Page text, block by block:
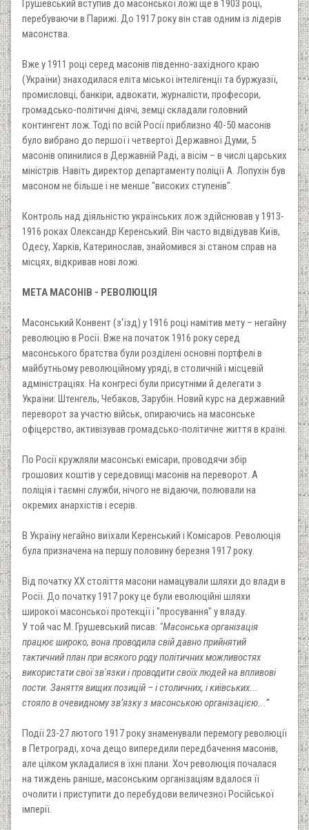
Грушевський вступив до масонської ложі ще в 1903 році,
перебуваючи в Парижі. До 1917 року він став одним із лідерів
масонства.
Вже у 1911 році серед масонів південно-західного краю
(України) знаходилася еліта міської інтелігенції та буржуазії,
промисловці, банкіри, адвокати, журналісти, професори,
громадсько-політичні діячі, земці складали головний
контингент лож. Тоді по всій Росії приблизно 40-50 масонів
було вибрано до першої і четвертої Державної Думи, 5
масонів опинилися в Державній Раді, а вісім – в числі царських
міністрів. Навіть директор департаменту поліції А. Лопухін був
масоном не більше і не менше "високих ступенів".
Контроль над діяльністю українських лож здійснював у 1913-
1916 роках Олександр Керенський. Він часто відвідував Київ,
Одесу, Харків, Катеринослав, знайомився зі станом справ на
місцях, відкривав нові ложі.
МЕТА МАСОНІВ - РЕВОЛЮЦІЯ
Масонський Конвент (з'їзд) у 1916 році намітив мету – негайну
революцію в Росії. Вже на початок 1916 року серед
масонського братства були розділені основні портфелі в
майбутньому революційному уряді, в столичній і місцевій
адміністраціях. На конгресі були присутніми й делегати з
України: Штенгель, Чебаков, Зарубін. Новий курс на державний
переворот за участю військ, опираючись на масонське
офіцерство, активізував громадсько-політичне життя в країні.
По Росії кружляли масонські емісари, проводячи збір
грошових коштів у середовищі масонів на переворот. А
поліція і таємні служби, нічого не відаючи, полювали на
окремих анархістів і есерів.
В Україну негайно виїхали Керенський і Комісаров. Революція
була призначена на першу половину березня 1917 року.
Від початку XX століття масони намацували шляхи до влади в
Росії. До початку 1917 року це були еволюційні шляхи
широкої масонської протекції і "просування" у владу.
У той час М. Грушевський писав: "Масонська організація
працює широко, вона проводила свій давно прийнятий
тактичний план при всякого роду політичних можливостях
використати свої зв'язки і проводити своїх людей на впливові
пости. Заняття вищих позицій – і столичних, і київських...
стояло в очевидному зв’язку з масонською організацією...”
Події 23-27 лютого 1917 року знаменували перемогу революції
в Петрограді, хоча дещо випередили передбачення масонів,
але цілком укладалися в їхні плани. Хоч революція почалася
на тиждень раніше, масонським організаціям вдалося її
очолити і приступити до перебудови величезної Російської
імперії.